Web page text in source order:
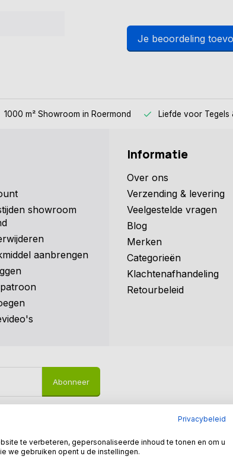
Je beoordeling
1000 m² Showroom in Roermond Liefde voor Tegels
showroom
aanbrengen
Informatie
Over ons
Verzending & levering
Veelgestelde vragen
Blog
Merken
Categorieën
Klachtenafhandeling
Retourbeleid
Abonneer
Privacybeleid
te verbeteren, gepersonaliseerde inhoud te tonen en om u
we gebruiken opent u de instellingen.